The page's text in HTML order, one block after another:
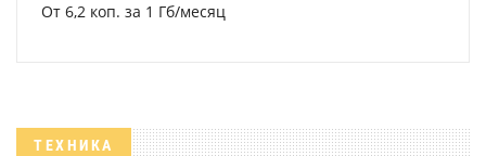
От 6,2 коп. за 1 Гб/месяц
ТЕХНИКА